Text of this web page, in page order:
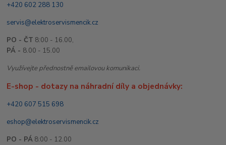
+420 602 288 130
servis@elektroservismencik.cz
PO - ČT 8:00 - 16.00,
PÁ - 8.00 - 15.00
Využívejte přednostně emailovou komunikaci.
E-shop - dotazy na náhradní díly a objednávky:
+420 607 515 698
eshop@elektroservismencik.cz
PO - PÁ 8:00 - 12.00